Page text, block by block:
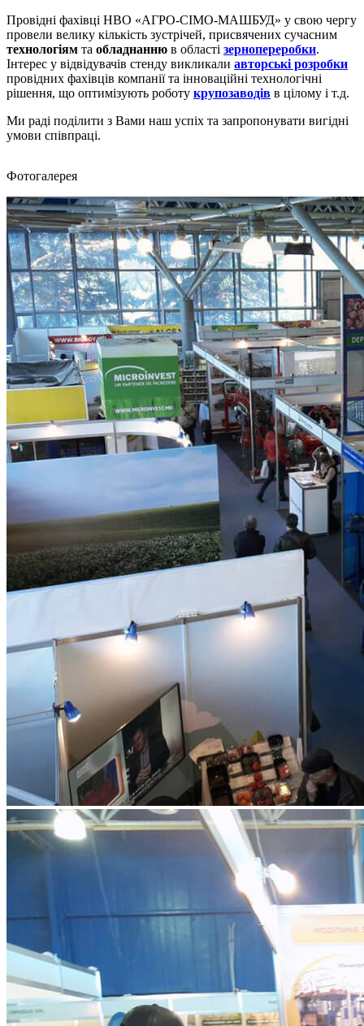
Провідні фахівці НВО «АГРО-СІМО-МАШБУД» у свою чергу
провели велику кількість зустрічей, присвячених сучасним
технологіям та обладнанню в області зернопереробки.
Інтерес у відвідувачів стенду викликали авторські розробки
провідних фахівців компанії та інноваційні технологічні
рішення, що оптимізують роботу крупозаводів в цілому і т.д.
Ми раді поділити з Вами наш успіх та запропонувати вигідні
умови співпраці.
Фотогалерея